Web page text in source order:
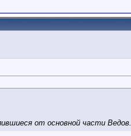
от основной части Ведов.